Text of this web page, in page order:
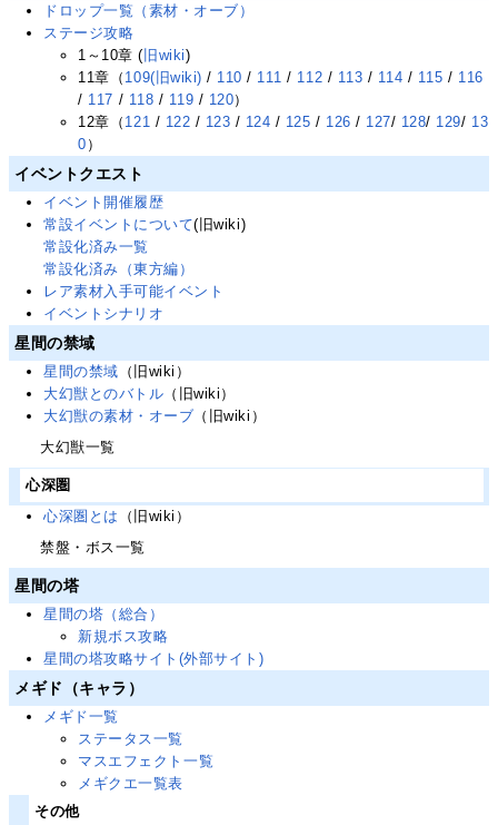
ドロップ一覧（素材・オーブ）
ステージ攻略
1～10章 (旧wiki)
11章（ 109(旧wiki) / 110 / 111 / 112 / 113 / 114 / 115 / 116
/ 117 / 118 / 119 / 120）
12章（ 121 / 122 / 123 / 124 / 125 / 126 / 127/ 128/ 129/ 13
0 ）
イベントクエスト
イベント開催履歴
常設イベントについて(旧wiki)
常設化済み一覧
常設化済み（東方編）
レア素材入手可能イベント
イベントシナリオ
星間の禁域
星間の禁域 （旧wiki）
大幻獣とのバトル （旧wiki）
大幻獣の素材・オーブ （旧wiki）
大幻獣一覧
心深圏
心深圏とは
（旧wiki）
禁盤・ボス一覧
星間の塔
星間の塔（総合）
新規ボス攻略
星間の塔攻略サイト(外部サイト)
メギド（キャラ）
メギド一覧
ステータス一覧
マスエフェクト一覧
メギクエ一覧表
その他